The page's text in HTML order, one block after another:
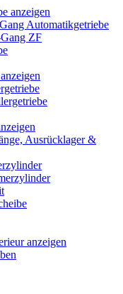
anzeigen
Automatikgetriebe
ZF
Ausrücklager &
anzeigen